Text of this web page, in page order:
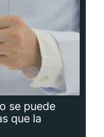
se puede
que la